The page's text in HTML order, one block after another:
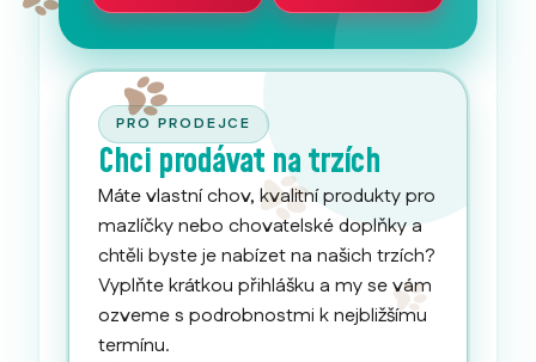
PRO PRODEJCE
Chci prodávat na trzích
Máte vlastní chov, kvalitní produkty pro
mazlíčky nebo chovatelské doplňky a
chtěli byste je nabízet na našich trzích?
Vyplňte krátkou přihlášku a my se vám
ozveme s podrobnostmi k nejbližšímu
termínu.